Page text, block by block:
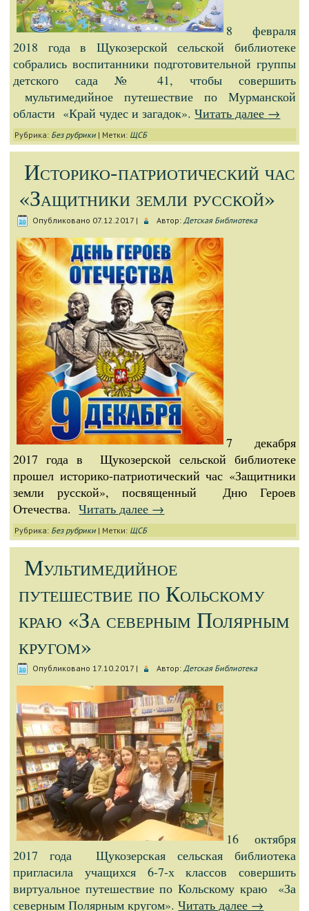
8 февраля
2018 года в Щукозерской сельской библиотеке
собрались воспитанники подготовительной группы
детского сада № 41, чтобы совершить
мультимедийное путешествие по Мурманской
области «Край чудес и загадок».Читать далее →
Рубрика: Без рубрики | Метки: ЩСБ
Историко-патриотический час
«Защитники земли русской»
Опубликовано 07.12.2017 | Автор: Детская Библиотека
7 декабря
2017 года в Щукозерской сельской библиотеке
прошел историко-патриотический час «Защитники
земли русской», посвященный Дню Героев
Отечества. Читать далее →
Рубрика: Без рубрики | Метки: ЩСБ
Мультимедийное
путешествие по Кольскому
краю «За северным Полярным
кругом»
Опубликовано 17.10.2017 | Автор: Детская Библиотека
16 октября
2017 года Щукозерская сельская библиотека
пригласила учащихся 6-7-х классов совершить
виртуальное путешествие по Кольскому краю «За
северным Полярным кругом».Читать далее →